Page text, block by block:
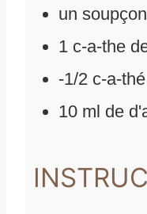
un
1 c-a-the
-1/2 c-a-
10 ml de